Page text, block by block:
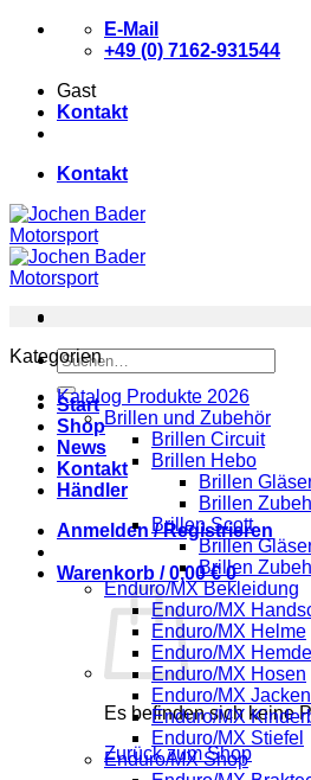
Zum
E-Mail
+49 (0) 7162-931544
Gast
Kontakt
Kontakt
Suchen
nach:
Start
Shop
News
Kontakt
Händler
Anmelden / Registrieren
Warenkorb /0,00€ 0
Es befinden sich keine
Zurück zum Shop
Kategorien
Katalog Produkte 2026
Brillen und Zubehör
Brillen Circuit
Brillen Hebo
Brillen
Brillen
Brillen Scott
Brillen
Brillen
Enduro/MX Bekleidung
Enduro/MX
Enduro/MX Helme
Enduro/MX
Enduro/MX Hosen
Enduro/MX
Enduro/MX
Enduro/MX Stiefel
Enduro/MX Shop